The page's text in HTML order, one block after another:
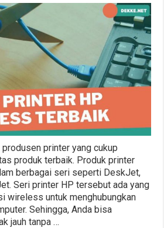
printer yang cukup
produk terbaik. Produk printer
berbagai seri seperti DeskJet,
Seri printer HP tersebut ada yang
wireless untuk menghubungkan
Sehingga, Anda bisa
jauh tanpa …